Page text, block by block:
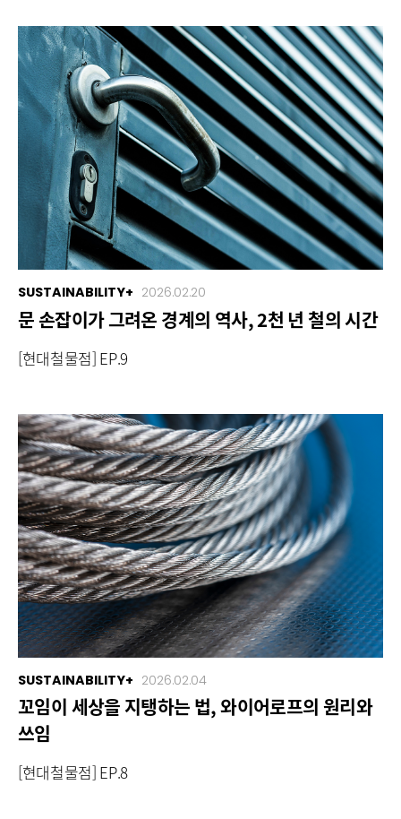
SUSTAINABILITY+ 2026.02.20
문 손잡이가 그려온 경계의 역사, 2천 년 철의 시간
[현대철물점] EP.9
SUSTAINABILITY+ 2026.02.04
꼬임이 세상을 지탱하는 법, 와이어로프의 원리와
쓰임
[현대철물점] EP.8